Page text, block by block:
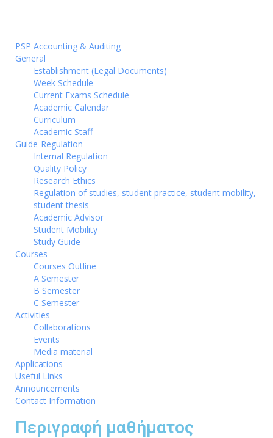
PSP Accounting & Auditing
General
Establishment (Legal Documents)
Week Schedule
Current Exams Schedule
Academic Calendar
Curriculum
Academic Staff
Guide-Regulation
Internal Regulation
Quality Policy
Research Ethics
Regulation of studies, student practice, student mobility,
student thesis
Academic Advisor
Student Mobility
Study Guide
Courses
Courses Outline
A Semester
B Semester
C Semester
Activities
Collaborations
Events
Media material
Applications
Useful Links
Announcements
Contact Information
Περιγραφή μαθήματος